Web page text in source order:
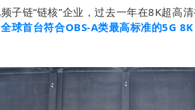
子链“链核”企业，过去一年在8K超高
全球首台符合OBS-A类最高标准的5G